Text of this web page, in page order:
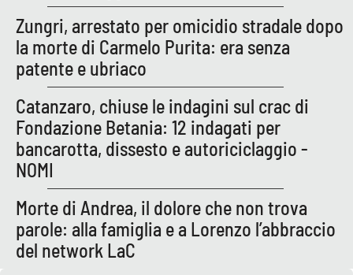
Laconair.it
Lacitymag.it
Lacapitalenews.it
Ilreggino.it
Cosenzachannel.it
Ilvibonese.it
Zungri, arrestato per omicidio stradale dopo
la morte di Carmelo Purita: era senza
patente e ubriaco
Catanzaro, chiuse le indagini sul crac di
Fondazione Betania: 12 indagati per
bancarotta, dissesto e autoriciclaggio -
NOMI
Morte di Andrea, il dolore che non trova
parole: alla famiglia e a Lorenzo l’abbraccio
del network LaC